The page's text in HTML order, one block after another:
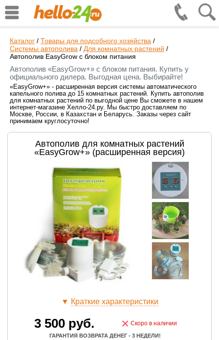
Каталог / Товары для подсобного хозяйства /
Системы автополива / Для комнатных растений /
Автополив EasyGrow с блоком питания
Автополив «EasyGrow+» с блоком питания. Купить у
официального дилера. Выгодная цена. Выбирайте!
«EasyGrow+» - расширенная версия системы автоматического
капельного полива до 15 комнатных растений. Купить автополив
для комнатных растений по выгодной цене Вы сможете в нашем
интернет-магазине Хелло-24.ру. Мы быстро доставляем по
Москве, России, в Казахстан и Беларусь. Заказы через сайт
принимаем круглосуточно!
Автополив для комнатных растений
«EasyGrow+» (расширенная версия)
▼ Краткие характеристики
3 500руб. × Скоро в наличии
ГАРАНТИЯ ВОЗВРАТА ДЕНЕГ - 3 НЕДЕЛИ!